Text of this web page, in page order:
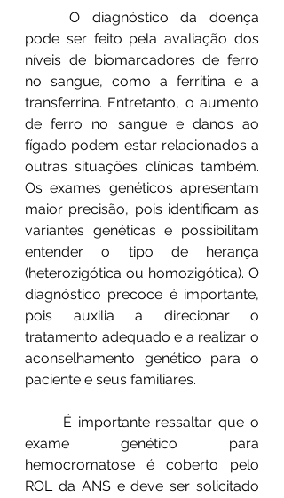
pode ser feito pela avaliação dos
níveis de biomarcadores de ferro
no sangue, como a ferritina e a
transferrina. Entretanto, o aumento
de ferro no sangue e danos ao
fígado podem estar relacionados a
outras situações clínicas também.
Os exames genéticos apresentam
maior precisão, pois identificam as
variantes genéticas e possibilitam
entender o tipo de herança
(heterozigótica ou homozigótica). O
diagnóstico precoce é importante,
pois auxilia a direcionar o
tratamento adequado e a realizar o
aconselhamento genético para o
paciente e seus familiares.
exame genético para
hemocromatose é coberto pelo
ROL da ANS e deve ser solicitado